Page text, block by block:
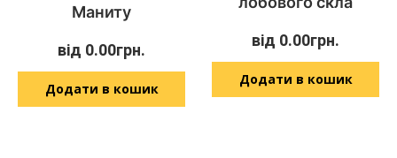
Маниту
від 0.00грн.
Додати в кошик
від 0.00грн.
Додати в кошик